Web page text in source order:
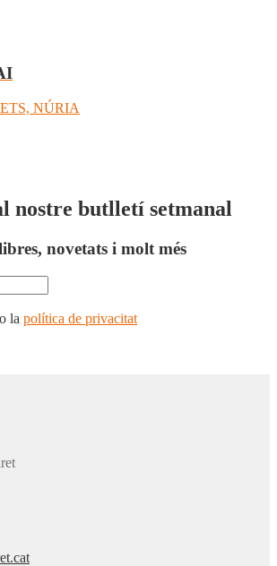
NÚRIA
nostre butlletí setmanal
novetats i molt més
la política de privacitat